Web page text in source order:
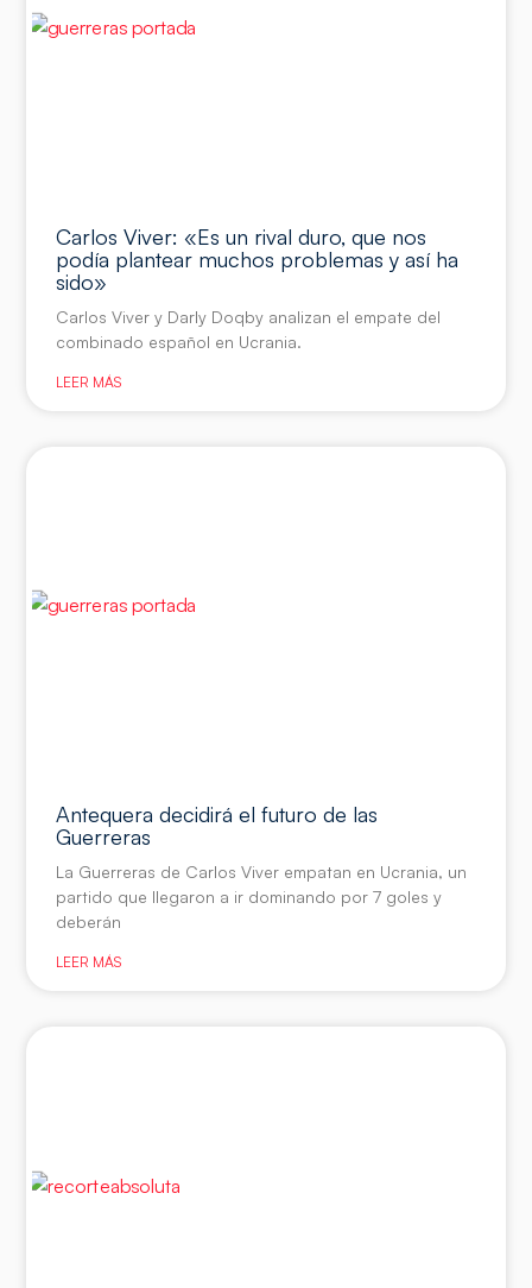
Carlos Viver: «Es un rival duro, que nos
podía plantear muchos problemas y así ha
sido»
Carlos Viver y Darly Doqby analizan el empate del
combinado español en Ucrania.
LEER MÁS
Antequera decidirá el futuro de las
Guerreras
La Guerreras de Carlos Viver empatan en Ucrania, un
partido que llegaron a ir dominando por 7 goles y
deberán
LEER MÁS